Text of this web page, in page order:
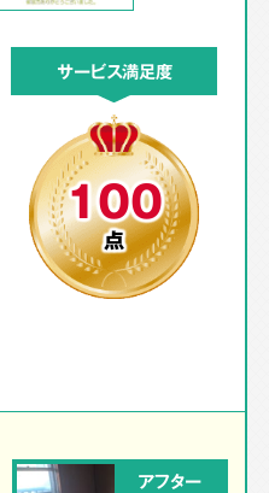
サービス満足度
100
点
アフター